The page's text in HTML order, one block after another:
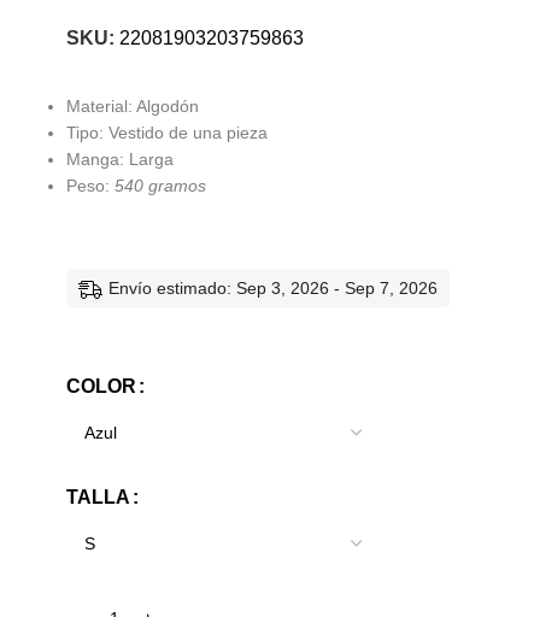
SKU: 22081903203759863
Material: Algodón
Tipo: Vestido de una pieza
Manga: Larga
Peso: 540 gramos
Envío estimado: Sep 3, 2026 - Sep 7, 2026
COLOR
TALLA